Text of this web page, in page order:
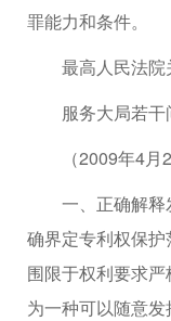
罪能力和条件。
最高人民法院
服务大局若干
（2009年4月21
一、正确解释
确界定专利权保
围限于权利要求
为一种可以随意